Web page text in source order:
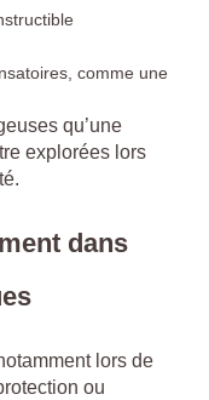
comme une
qu’une
explorées lors
dans
lors de
ou